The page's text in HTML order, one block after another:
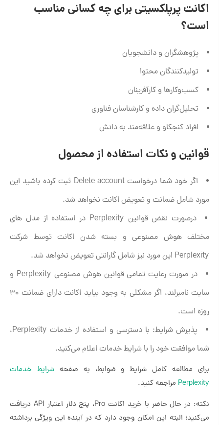
اکانت پرپلکسیتی برای چه کسانی مناسب
است؟
پژوهشگران و دانشجویان
تولیدکنندگان محتوا
کسب‌وکارها و کارآفرینان
تحلیل‌گران داده و کارشناسان فناوری
افراد کنجکاو و علاقه‌مند به دانش
قوانین و نکات استفاده از محصول
اگر خود شما درخواست Delete account ثبت کرده باشید این
مورد شامل ضمانت و تعویض اکانت نخواهد شد.
درصورت نقض قوانین Perplexity در استفاده از مدل های
مختلف هوش مصنوعی و بسته شدن اکانت توسط شرکت
Perplexity این مورد نیز شامل گارانتی تعویض نخواهد شد.
در صورت رعایت تمامی قوانین هوش مصنوعی Perplexity و
سایت نامبرلند، اگر مشکلی به وجود بیاید اکانت دارای ضمانت 30
روزه است.
پذیرش شرایط: با دسترسی و استفاده از خدمات Perplexity،
شما موافقت خود را با شرایط خدمات اعلام می‌کنید.
برای مطالعه کامل شرایط و ضوابط، به صفحه شرایط خدمات
Perplexity مراجعه کنید.
نکته: در حال حاضر با خرید اکانت Pro، پنج دلار اعتبار API دریافت
می‌کنید؛ البته این امکان وجود دارد که در آینده این ویژگی برداشته